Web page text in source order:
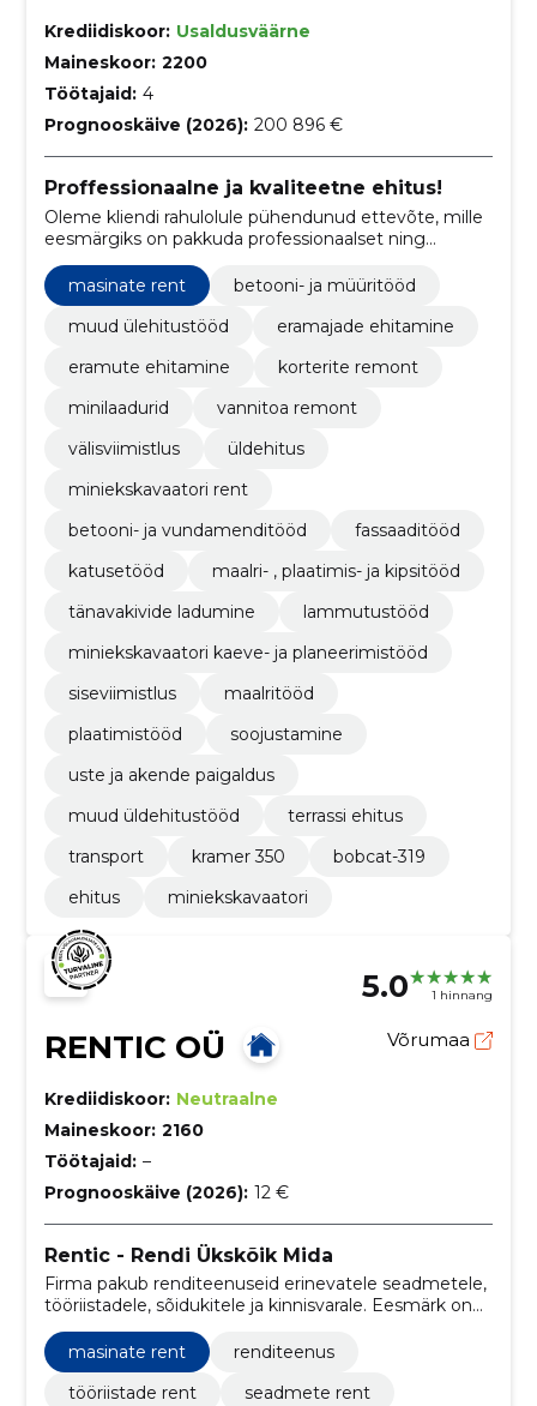
Krediidiskoor: Usaldusväärne
Maineskoor: 2200
Töötajaid: 4
Prognooskäive (2026): 200 896 €
Proffessionaalne ja kvaliteetne ehitus!
Oleme kliendi rahulolule pühendunud ettevõte, mille
eesmärgiks on pakkuda professionaalset ning
masinate rent
betooni- ja müüritööd
muud ülehitustööd
eramajade ehitamine
eramute ehitamine
korterite remont
minilaadurid
vannitoa remont
välisviimistlus
üldehitus
miniekskavaatori rent
betooni- ja vundamenditööd
fassaaditööd
katusetööd
maalri- , plaatimis- ja kipsitööd
tänavakivide ladumine
lammutustööd
miniekskavaatori kaeve- ja planeerimistööd
siseviimistlus
maalritööd
plaatimistööd
soojustamine
uste ja akende paigaldus
muud üldehitustööd
terrassi ehitus
transport
kramer 350
bobcat-319
ehitus
miniekskavaatori
5.0 1 hinnang
RENTIC OÜ Võrumaa
Krediidiskoor: Neutraalne
Maineskoor: 2160
Töötajaid: –
Prognooskäive (2026): 12 €
Rentic - Rendi Ükskõik Mida
Firma pakub renditeenuseid erinevatele seadmetele,
tööriistadele, sõidukitele ja kinnisvarale. Eesmärk on
pakkuda klientidele taskukohast ja lihtsat võimalust
vajalike asjade ajutiseks kasutamiseks.
masinate rent
renditeenus
tööriistade rent
seadmete rent